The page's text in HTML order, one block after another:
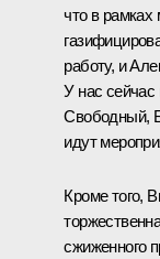
что в
работу, и
У нас сейчас
Свободный,
идут
Кроме того,
сжиженного